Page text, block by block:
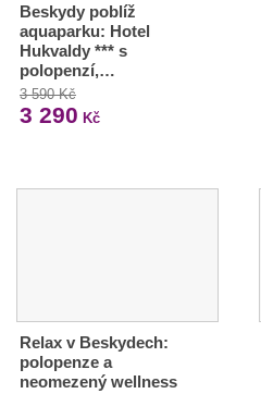
Beskydy poblíž
aquaparku: Hotel
Hukvaldy *** s
polopenzí,…
3 590 Kč
3 290 Kč
Relax v Beskydech:
polopenze a
neomezený wellness